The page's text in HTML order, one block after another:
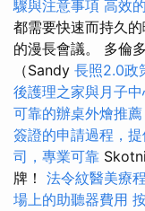
驟與注意事項 高效
都需要快速而持久
的漫長會議。 多倫
（Sandy 長照2.0政
後護理之家與月子
可靠的辦桌外燴推
簽證的申請過程，
司，專業可靠
牌！ 法令紋醫美療
場上的助聽器費用